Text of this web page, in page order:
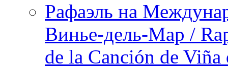
Рафаэль на
Винье-дель-Мар /
de la Canción de